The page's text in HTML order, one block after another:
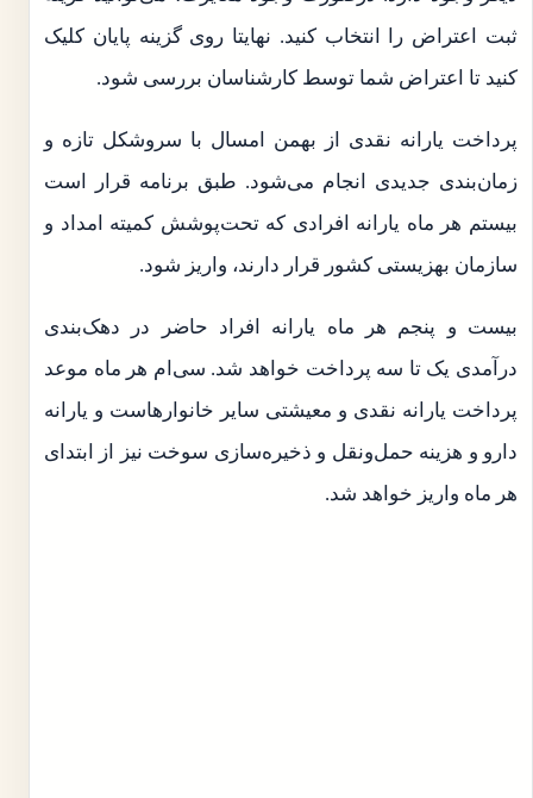
ثبت اعتراض را انتخاب کنید. نهایتا روی گزینه پایان کلیک
کنید تا اعتراض شما توسط کارشناسان بررسی شود.
پرداخت یارانه نقدی از بهمن امسال با سروشکل تازه و
زمان‌بندی جدیدی انجام می‌شود. طبق برنامه قرار است
بیستم هر ماه یارانه افرادی که تحت‌پوشش کمیته امداد و
سازمان بهزیستی کشور قرار دارند، واریز شود.
بیست و پنجم هر ماه یارانه افراد حاضر در دهک‌بندی
درآمدی یک تا سه پرداخت خواهد شد. سی‌ام هر ماه موعد
پرداخت یارانه نقدی و معیشتی سایر خانوارهاست و یارانه
دارو و هزینه حمل‌ونقل و ذخیره‌سازی سوخت نیز از ابتدای
هر ماه واریز خواهد شد.